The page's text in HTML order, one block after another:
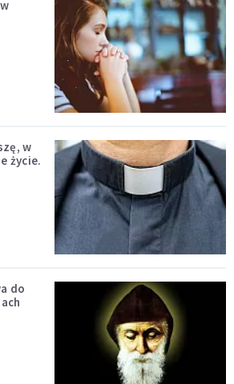
w
życie.
do